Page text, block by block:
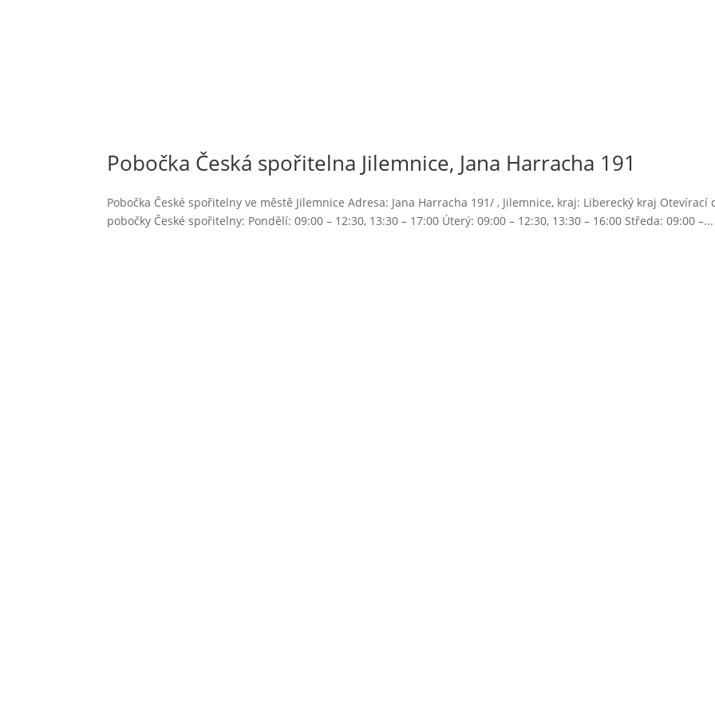
Pobočka Česká spořitelna Jilemnice, Jana Harracha 191
Pobočka České spořitelny ve městě Jilemnice Adresa: Jana Harracha 191/ , Jilemnice, kraj: Liberecký kraj Otevírací
pobočky České spořitelny: Pondělí: 09:00 – 12:30, 13:30 – 17:00 Úterý: 09:00 – 12:30, 13:30 – 16:00 Středa: 09:00 –...